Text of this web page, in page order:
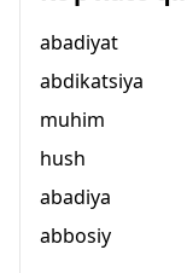
abadiyat
abdikatsiya
muhim
hush
abadiya
abbosiy